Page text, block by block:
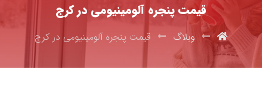
قیمت پنجره آلومینیومی در کرج
وبلاگ قیمت پنجره آلومینیومی در کرج